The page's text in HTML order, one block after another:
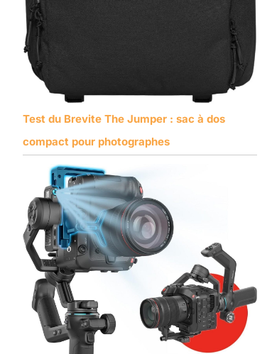
Test du Brevite The Jumper : sac à dos
compact pour photographes